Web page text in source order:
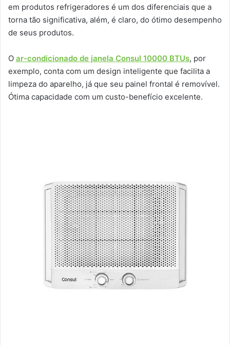
em produtos refrigeradores é um dos diferenciais que a
torna tão significativa, além, é claro, do ótimo desempenho
de seus produtos.
O ar-condicionado de janela Consul 10000 BTUs, por
exemplo, conta com um design inteligente que facilita a
limpeza do aparelho, já que seu painel frontal é removível.
Ótima capacidade com um custo-benefício excelente.